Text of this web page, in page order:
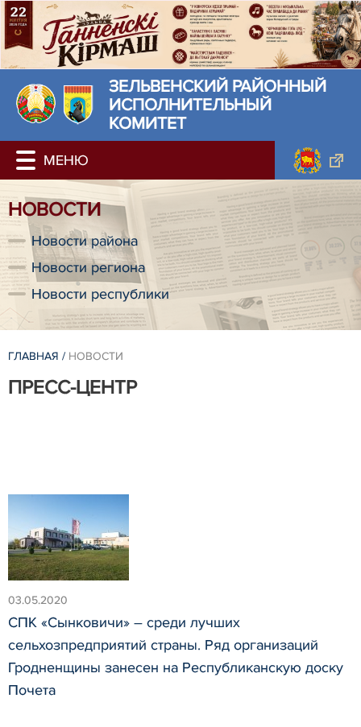
ЗЕЛЬВЕНСКИЙ РАЙОННЫЙ
ИСПОЛНИТЕЛЬНЫЙ
КОМИТЕТ
НОВОСТИ
Новости района
Новости региона
Новости республики
ГЛАВНАЯ / НОВОСТИ
ПРЕСС-ЦЕНТР
03.05.2020
СПК «Сынковичи» – среди лучших
сельхозпредприятий страны. Ряд организаций
Гродненщины занесен на Республиканскую доску
Почета